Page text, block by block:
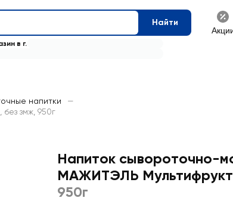
Найти
в г.
напитки
—
змж, 950г
Напиток сывороточно-
МАЖИТЭЛЬ Мультифрукт
950г